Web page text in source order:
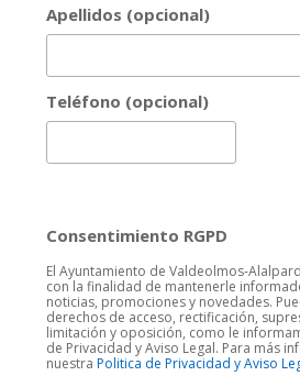
Apellidos (opcional)
Teléfono (opcional)
Consentimiento RGPD
El Ayuntamiento de Valdeolmos-
con la finalidad de mantenerle
noticias, promociones y novedades.
derechos de acceso, rectificación,
limitación y oposición, como le
de Privacidad y Aviso Legal. Para más
nuestra Politica de Privacidad y Aviso